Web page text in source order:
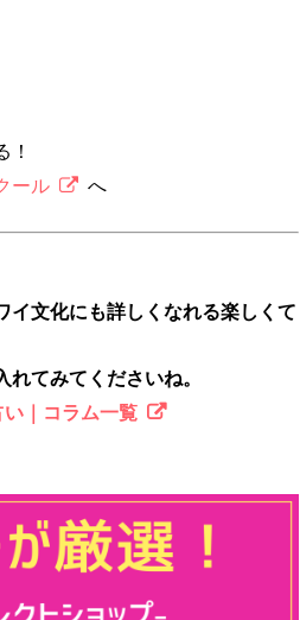
！
ール へ
イ文化にも詳しくなれる楽しくて
てみてくださいね。
｜コラム一覧